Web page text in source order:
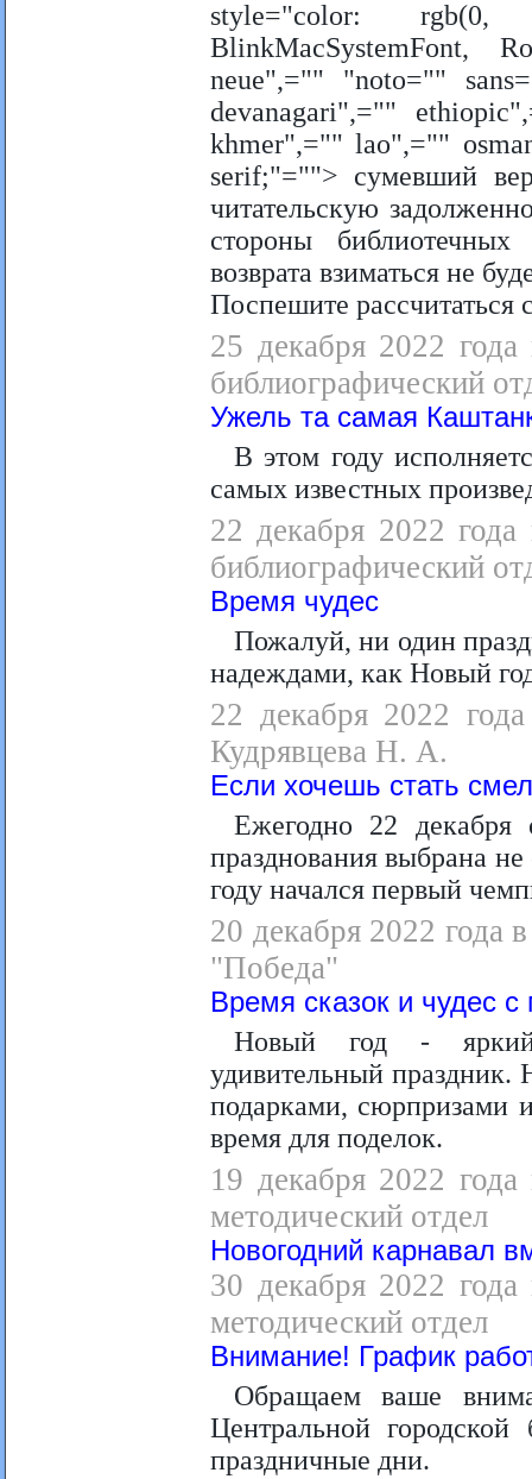
style="color:
BlinkMacSystemFont,
neue",="" "noto=""
devanagari",=""
khmer",="" lao",=""
serif;"=""> сумевший
читательскую
стороны
возврата взиматься не
Поспешите рассчитаться
25 декабря 2022
библиографический
Ужель та самая
В этом году
самых известных
22 декабря 2022
библиографический
Время чудес
Пожалуй, ни один
надеждами, как Новый
22 декабря 2022
Кудрявцева Н. А.
Если хочешь стать
Ежегодно 22 декабря
празднования выбрана
году начался первый
20 декабря 2022 года
"Победа"
Время сказок и чудес
Новый год - яркий,
удивительный праздник.
подарками, сюрпризами
время для поделок.
19 декабря 2022
методический отдел
Новогодний карнавал
30 декабря 2022
методический отдел
Внимание! График
Обращаем ваше
Центральной
праздничные дни.